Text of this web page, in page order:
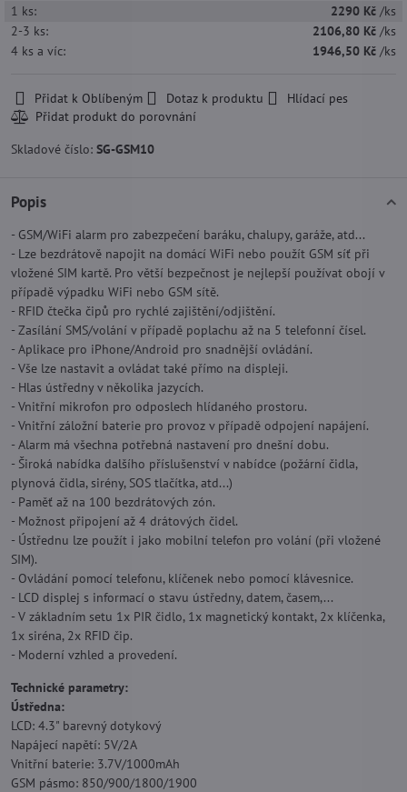
1 ks: 2290 Kč /ks
2-3 ks: 2106,80 Kč /ks
4 ks a víc: 1946,50 Kč /ks
Přidat k Oblíbeným Dotaz k produktu Hlídací pes
Skladové číslo: SG-GSM10
Popis
- GSM/WiFi alarm pro zabezpečení baráku, chalupy, garáže, atd...
- Lze bezdrátově napojit na domácí WiFi nebo použít GSM síť při
vložené SIM kartě. Pro větší bezpečnost je nejlepší používat obojí v
případě výpadku WiFi nebo GSM sítě.
- RFID čtečka čipů pro rychlé zajištění/odjištění.
- Zasílání SMS/volání v případě poplachu až na 5 telefonní čísel.
- Aplikace pro iPhone/Android pro snadnější ovládání.
- Vše lze nastavit a ovládat také přímo na displeji.
- Hlas ústředny v několika jazycích.
- Vnitřní mikrofon pro odposlech hlídaného prostoru.
- Vnitřní záložní baterie pro provoz v případě odpojení napájení.
- Alarm má všechna potřebná nastavení pro dnešní dobu.
- Široká nabídka dalšího příslušenství v nabídce (požární čidla,
plynová čidla, sirény, SOS tlačítka, atd...)
- Paměť až na 100 bezdrátových zón.
- Možnost připojení až 4 drátových čidel.
- Ústřednu lze použít i jako mobilní telefon pro volání (při vložené
SIM).
- Ovládání pomocí telefonu, klíčenek nebo pomocí klávesnice.
- LCD displej s informací o stavu ústředny, datem, časem,...
- V základním setu 1x PIR čidlo, 1x magnetický kontakt, 2x klíčenka,
1x siréna, 2x RFID čip.
- Moderní vzhled a provedení.
Technické parametry:
Ústředna:
LCD: 4.3" barevný dotykový
Napájecí napětí: 5V/2A
Vnitřní baterie: 3.7V/1000mAh
GSM pásmo: 850/900/1800/1900